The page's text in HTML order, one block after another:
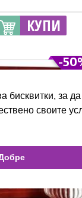
бисквитки, за да
своите
КУПИ
-